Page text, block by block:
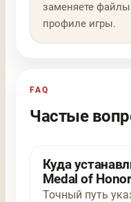
заменяете
профиле игры.
FAQ
Частые
Куда
Medal of
Точный путь